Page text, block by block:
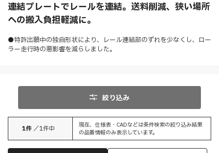
連結プレートでレールを連結。送料削減、狭い場所
への搬入負担軽減に。
●特許出願中の独自形状により、レール連結部のずれを少なくし、ロー
ラー走行時の悪影響を減らしました。
絞り込み
1件 ／1件中
現在、仕様表・CADなどは条件検索の絞り込み結果
の品番情報のみ表示しています。